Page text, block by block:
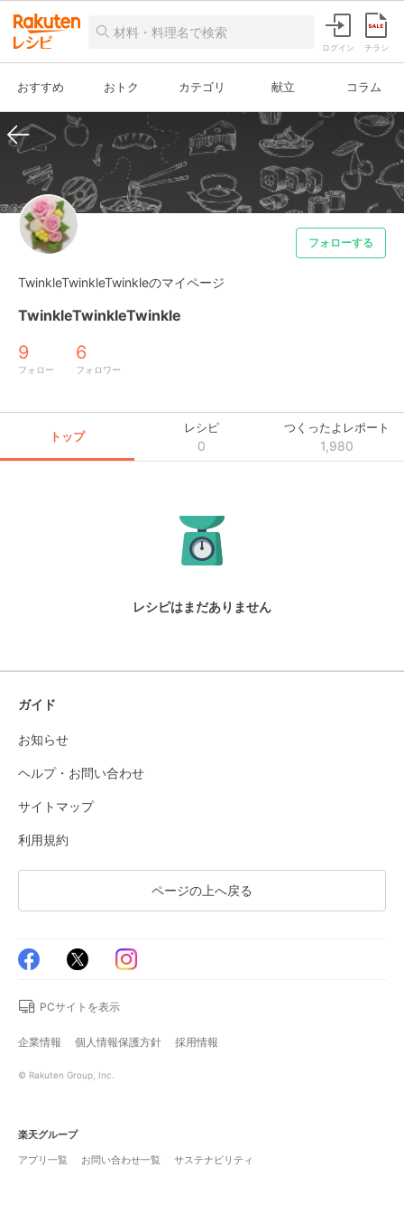
ログイン チラシ
おすすめ おトク カテゴリ 献立 コラム
フォローする
TwinkleTwinkleTwinkleのマイページ
TwinkleTwinkleTwinkle
9
フォロー
6
フォロワー
トップ
レシピ
0
つくったよレポート
1,980
レシピはまだありません
ガイド
お知らせ
ヘルプ・お問い合わせ
サイトマップ
利用規約
ページの上へ戻る
PCサイトを表示
企業情報 個人情報保護方針 採用情報
© Rakuten Group, Inc.
楽天グループ
アプリ一覧
お問い合わせ一覧 サステナビリティ